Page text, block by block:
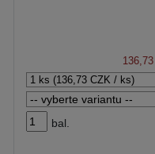
bal.